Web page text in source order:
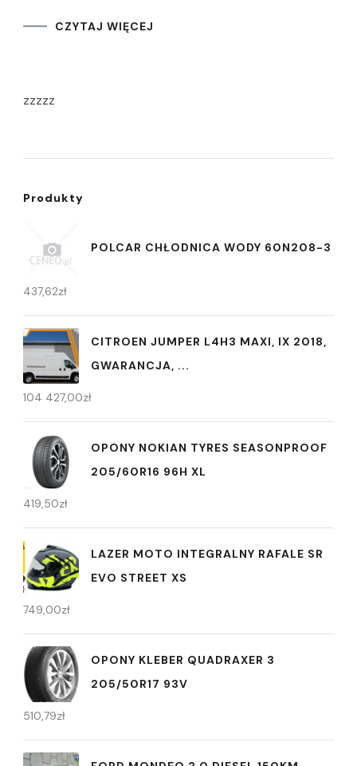
CZYTAJ WIĘCEJ
zzzzz
Produkty
POLCAR CHŁODNICA WODY 60N208-3
437,62zł
CITROEN JUMPER L4H3 MAXI, IX 2018,
GWARANCJA, ...
104 427,00zł
OPONY NOKIAN TYRES SEASONPROOF
205/60R16 96H XL
419,50zł
LAZER MOTO INTEGRALNY RAFALE SR
EVO STREET XS
749,00zł
OPONY KLEBER QUADRAXER 3
205/50R17 93V
510,79zł